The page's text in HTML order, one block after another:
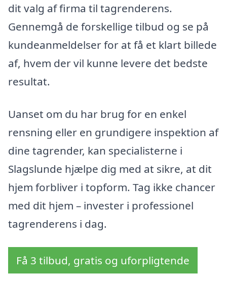
dit valg af firma til tagrenderens.
Gennemgå de forskellige tilbud og se på
kundeanmeldelser for at få et klart billede
af, hvem der vil kunne levere det bedste
resultat.
Uanset om du har brug for en enkel
rensning eller en grundigere inspektion af
dine tagrender, kan specialisterne i
Slagslunde hjælpe dig med at sikre, at dit
hjem forbliver i topform. Tag ikke chancer
med dit hjem – invester i professionel
tagrenderens i dag.
Få 3 tilbud, gratis og uforpligtende